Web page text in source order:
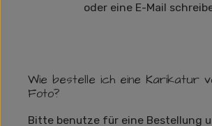
oder eine E-Mail
Wie bestelle ich eine Karikatur
Foto?
Bitte benutze für eine Bestellung